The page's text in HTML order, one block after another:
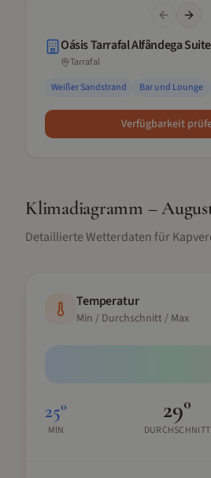
Previous
Next
Oásis Tarrafal Alfândega
Tarrafal
Weißer Sandstrand
Bar und Lounge
Verfügbarkeit
Klimadiagramm –
Detaillierte Wetterdaten für
Temperatur
Min / Durchschnitt / Max
25°
MIN
29°
DURCHSCHNITT